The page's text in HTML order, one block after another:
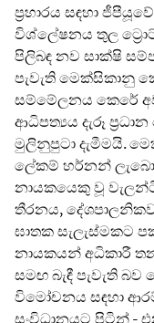
ප්‍රහාරය සඳහා
විශ්ලේෂනය තුල
පිලිබඳ නව සාක්ෂි
පැවැති මෙක්සිකානු
සම්මේලනය කෙරේ
ආධිපත්‍යය දැරූ
මුලිනුපුටා දැමීමයි.
ලේකම් හර්නන්
නායකයෙකු වූ
තීරනය,
ඝාතක සැලැස්මකට
නායකයන් අධිකාරී
සමඟ බැඳී පැවැති
විමෝචනය සඳහා
සංවිධානයට පිටින් -